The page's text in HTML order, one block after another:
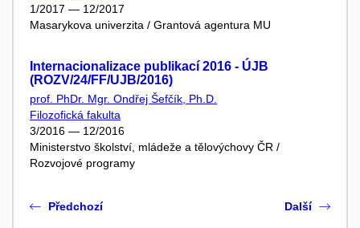
1/2017 — 12/2017
Masarykova univerzita / Grantová agentura MU
Internacionalizace publikací 2016 - ÚJB
(ROZV/24/FF/UJB/2016)
prof. PhDr. Mgr. Ondřej Šefčík, Ph.D.
Filozofická fakulta
3/2016 — 12/2016
Ministerstvo školství, mládeže a tělovýchovy ČR /
Rozvojové programy
Předchozí Další